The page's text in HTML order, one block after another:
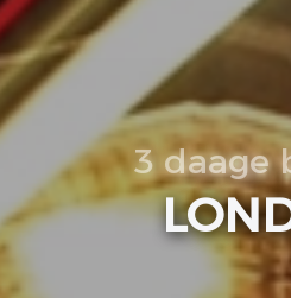
3 daage